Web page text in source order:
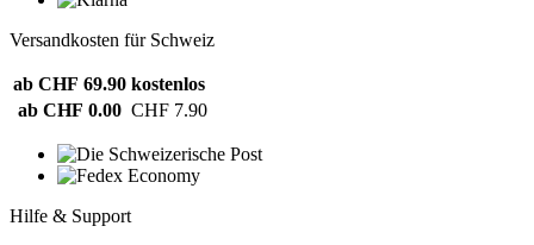
Versandkosten für Schweiz
ab CHF 69.90 kostenlos
ab CHF 0.00 CHF 7.90
Hilfe & Support